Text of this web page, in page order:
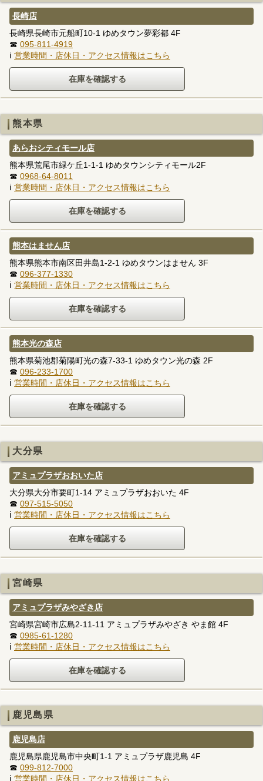
長崎店
長崎県長崎市元船町10-1 ゆめタウン夢彩都 4F
☎ 095-811-4919
ℹ 営業時間・店休日・アクセス情報はこちら
熊本県
あらおシティモール店
熊本県荒尾市緑ケ丘1-1-1 ゆめタウンシティモール2F
☎ 0968-64-8011
ℹ 営業時間・店休日・アクセス情報はこちら
熊本はません店
熊本県熊本市南区田井島1-2-1 ゆめタウンはません 3F
☎ 096-377-1330
ℹ 営業時間・店休日・アクセス情報はこちら
熊本光の森店
熊本県菊池郡菊陽町光の森7-33-1 ゆめタウン光の森 2F
☎ 096-233-1700
ℹ 営業時間・店休日・アクセス情報はこちら
大分県
アミュプラザおおいた店
大分県大分市要町1-14 アミュプラザおおいた 4F
☎ 097-515-5050
ℹ 営業時間・店休日・アクセス情報はこちら
宮崎県
アミュプラザみやざき店
宮崎県宮崎市広島2-11-11 アミュプラザみやざき やま館 4F
☎ 0985-61-1280
ℹ 営業時間・店休日・アクセス情報はこちら
鹿児島県
鹿児島店
鹿児島県鹿児島市中央町1-1 アミュプラザ鹿児島 4F
☎ 099-812-7000
ℹ 営業時間・店休日・アクセス情報はこちら